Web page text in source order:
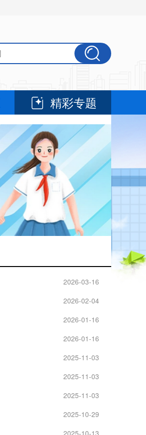
精彩专题
2026-03-16
2026-02-04
2026-01-16
2026-01-16
2025-11-03
2025-11-03
2025-11-03
2025-10-29
2025-10-13